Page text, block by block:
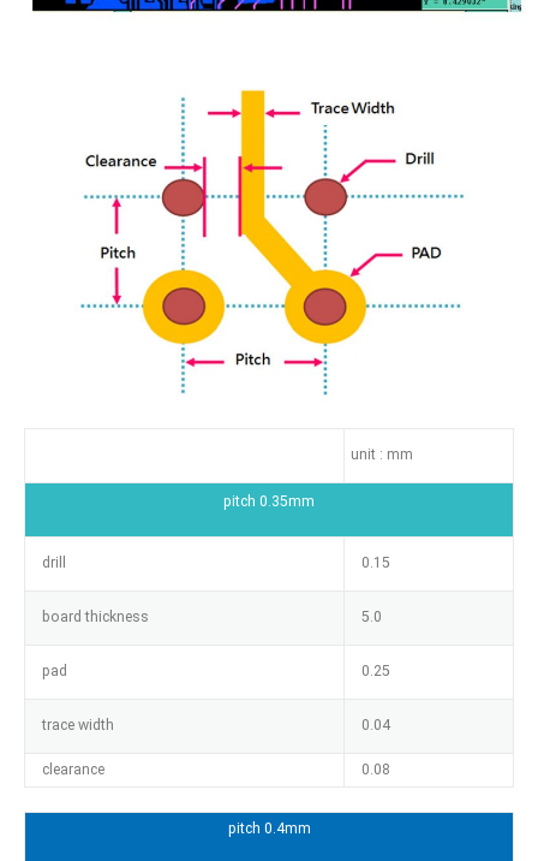
unit : mm
pitch 0.35mm
drill 0.15
board thickness 5.0
pad 0.25
trace width 0.04
clearance 0.08
pitch 0.4mm